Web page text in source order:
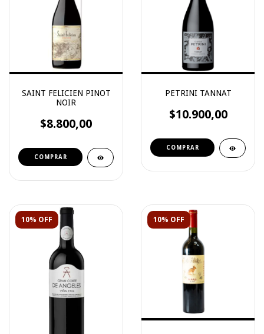
SAINT FELICIEN PINOT
NOIR
$8.800,00
PETRINI TANNAT
$10.900,00
10% OFF 10% OFF